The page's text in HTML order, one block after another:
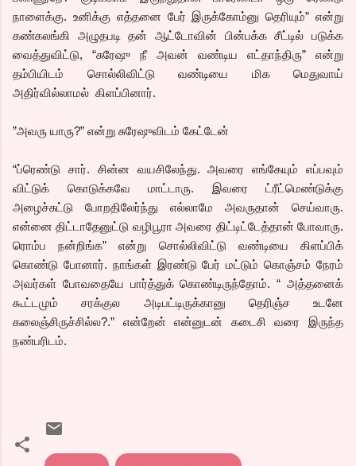
நாளைக்கு. உனிக்கு எத்தனை பேர் இருக்கோம்னு தெரியும்” என்று
கண்கலங்கி அழுதபடி தன் ஆட்டோவின் பின்பக்க சீட்டில் படுக்க
வைத்துவிட்டு, “சுரேஷு நீ அவன் வண்டிய எட்தாந்திரு” என்று
தம்பியிடம் சொல்லிவிட்டு வண்டியை மிக மெதுவாய்
அதிர்வில்லாமல் கிளப்பினார்.
”அவரு யாரு?” என்று சுரேஷுவிடம் கேட்டேன்
“ப்ரெண்டு சார். சின்ன வயசிலேந்து. அவரை எங்கேயும் எப்பவும்
விட்டுக் கொடுக்கவே மாட்டாரு. இவரை ட்ரீட்மெண்டுக்கு
அழைச்சுட்டு போறதிலேர்ந்து எல்லாமே அவருதான் செய்வாரு.
என்னை திட்டாதேனுட்டு வழிபூரா அவரை திட்டிட்டேத்தான் போவாரு.
ரொம்ப நன்றிங்க” என்று சொல்லிவிட்டு வண்டியை கிளப்பிக்
கொண்டு போனார். நாங்கள் இரண்டு பேர் மட்டும் கொஞ்சம் நேரம்
அவர்கள் போவதையே பார்த்துக் கொண்டிருந்தோம். “ அத்தனைக்
கூட்டமும் சரக்குல அடிபட்டிருக்கானு தெரிஞ்ச உடனே
கலைஞ்சிருச்சில்ல?.” என்றேன் என்னுடன் கடைசி வரை இருந்த
நண்பரிடம்.